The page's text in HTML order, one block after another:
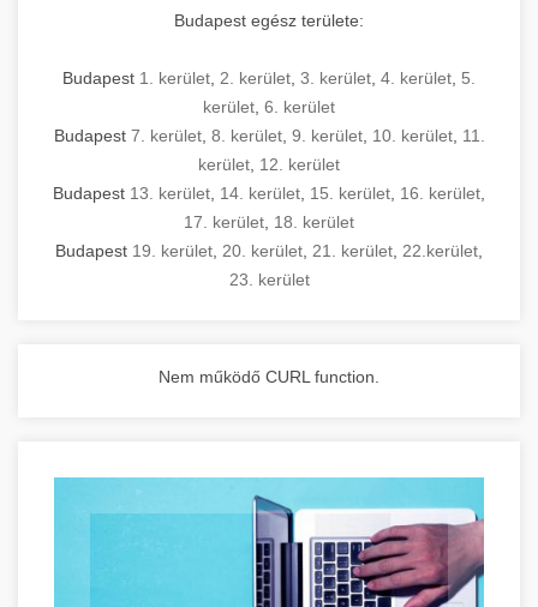
Budapest egész területe:
Budapest 1. kerület 2. kerület 3. kerület 4. kerület 5.
kerület 6. kerület
Budapest 7. kerület, 8. kerület, 9. kerület, 10. kerület, 11.
kerület 12. kerület
Budapest 13. kerület 14. kerület 15. kerület 16. kerület
17. kerület 18. kerület
Budapest 19. kerület 20. kerület 21. kerület 22.kerület
23. kerület
Nem működő CURL function.